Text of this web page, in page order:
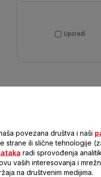
Uporedi
COMFORT TOUCH
PRIBOR
povezana društva i naši
strane ili slične tehnologije
radi sprovođenja
vaših interesovanja i
na društvenim medijima.